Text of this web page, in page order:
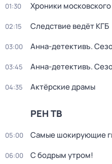
01:30 Хроники
02:15 Следствие ведёт КГБ
03:00 Анна-детективъ.
03:45 Анна-детективъ.
04:35 Актёрские драмы
РЕН ТВ
05:00 Самые шoкиpующие
06:00 С бодрым утром!